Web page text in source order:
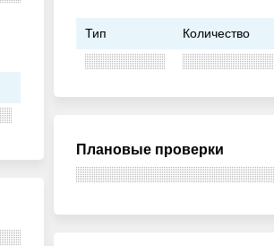
Тип Количество
Плановые проверки